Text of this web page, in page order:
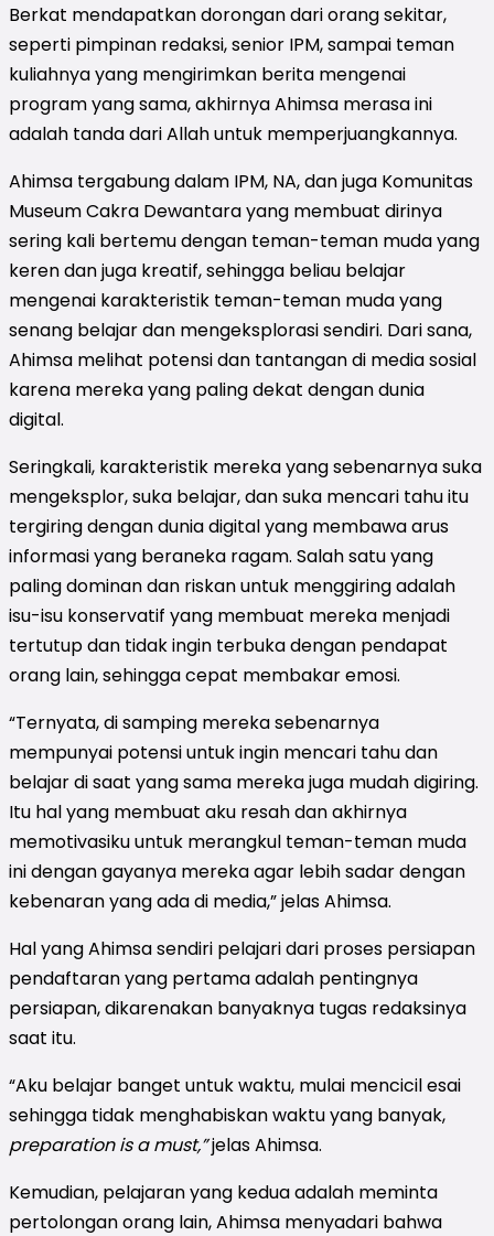
Berkat mendapatkan dorongan dari orang sekitar,
seperti pimpinan redaksi, senior IPM, sampai teman
kuliahnya yang mengirimkan berita mengenai
program yang sama, akhirnya Ahimsa merasa ini
adalah tanda dari Allah untuk memperjuangkannya.
Ahimsa tergabung dalam IPM, NA, dan juga Komunitas
Museum Cakra Dewantara yang membuat dirinya
sering kali bertemu dengan teman-teman muda yang
keren dan juga kreatif, sehingga beliau belajar
mengenai karakteristik teman-teman muda yang
senang belajar dan mengeksplorasi sendiri. Dari sana,
Ahimsa melihat potensi dan tantangandi media sosial
karena mereka yang paling dekat dengan dunia
digital.
Seringkali, karakteristik mereka yang sebenarnya suka
mengeksplor, suka belajar, dan suka mencari tahu itu
tergiring dengan dunia digital yang membawa arus
informasi yang beraneka ragam. Salah satu yang
paling dominan dan riskan untuk menggiring adalah
isu-isu konservatif yang membuat mereka menjadi
tertutup dan tidak ingin terbuka dengan pendapat
orang lain, sehingga cepat membakar emosi.
“Ternyata, di samping mereka sebenarnya
mempunyai potensi untuk ingin mencari tahu dan
belajar di saat yang sama mereka juga mudah digiring.
Itu hal yang membuat aku resah dan akhirnya
memotivasiku untuk merangkul teman-teman muda
ini dengan gayanya mereka agar lebih sadar dengan
kebenaran yang ada di media,” jelas Ahimsa.
Hal yang Ahimsa sendiri pelajari dari proses persiapan
pendaftaran yang pertama adalah pentingnya
persiapan, dikarenakan banyaknya tugas redaksinya
saat itu.
“Aku belajar banget untuk waktu, mulai mencicil esai
sehingga tidak menghabiskan waktu yang banyak,
preparation is a must,”jelas Ahimsa.
Kemudian, pelajaran yang kedua adalah meminta
pertolongan orang lain, Ahimsa menyadari bahwa